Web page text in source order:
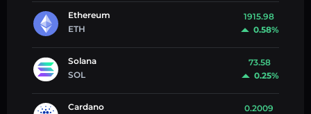
Ethereum
ETH
1915.98
0.58%
Solana
SOL
73.58
0.25%
Cardano
0.2009